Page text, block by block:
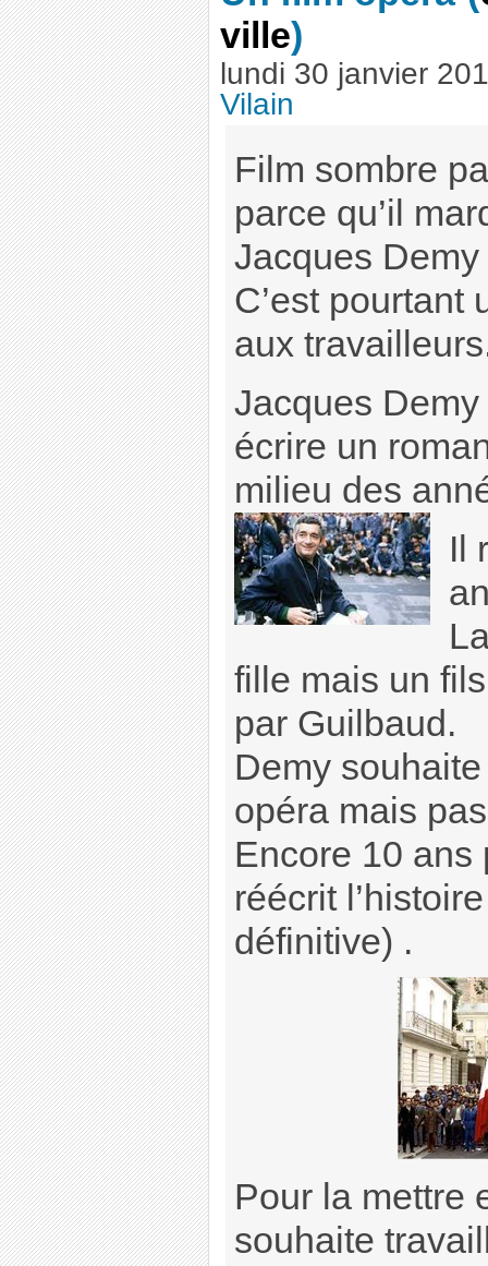
ville)
lundi 30 janvier
Vilain
Film sombre
parce qu’il
Jacques
C’est pourtant
aux
Jacques
écrire un
milieu des
Il
fille mais un
par Guilbaud.
Demy
opéra mais
Encore 10 ans
réécrit
définitive) .
Pour la mettre
souhaite